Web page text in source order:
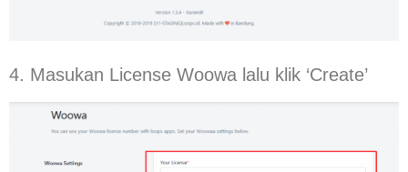
4. Masukan License Woowa lalu klik ‘Create’